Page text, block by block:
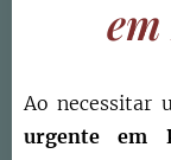
Ao necessitar
urgente em